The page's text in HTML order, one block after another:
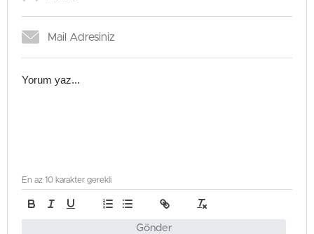
Gönder
En az 10 karakter gerekli